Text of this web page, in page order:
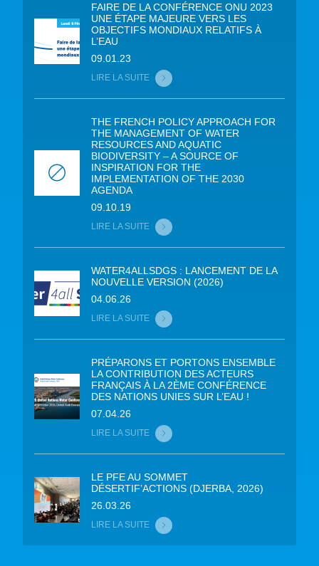
FAIRE DE LA CONFÉRENCE ONU 2023
UNE ÉTAPE MAJEURE VERS LES
OBJECTIFS MONDIAUX RELATIFS À
L’EAU
09.01.23
LIRE LA SUITE
THE FRENCH POLICY APPROACH FOR
THE MANAGEMENT OF WATER
RESOURCES AND AQUATIC
BIODIVERSITY – A SOURCE OF
INSPIRATION FOR THE
IMPLEMENTATION OF THE 2030
AGENDA
09.10.19
LIRE LA SUITE
WATER4ALLSDGS : LANCEMENT DE LA
NOUVELLE VERSION (2026)
04.06.26
LIRE LA SUITE
PRÉPARONS ET PORTONS ENSEMBLE
LA CONTRIBUTION DES ACTEURS
FRANÇAIS À LA 2ÈME CONFÉRENCE
DES NATIONS UNIES SUR L’EAU !
07.04.26
LIRE LA SUITE
LE PFE AU SOMMET
DÉSERTIF’ACTIONS (DJERBA, 2026)
26.03.26
LIRE LA SUITE